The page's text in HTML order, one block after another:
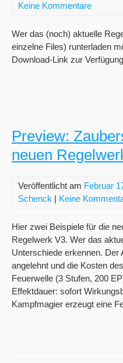
Keine Kommentare
Wer das (noch) aktuelle
einzelne Files) runterladen
Download-Link zur
Preview:
neuen
Veröffentlicht am Februar
Schenck | Keine
Hier zwei Beispiele für die
Regelwerk V3. Wer das
Unterschiede erkennen. Der
angelehnt und die Kosten
Feuerwelle (3 Stufen, 200
Effektdauer: sofort
Kampfmagier erzeugt eine